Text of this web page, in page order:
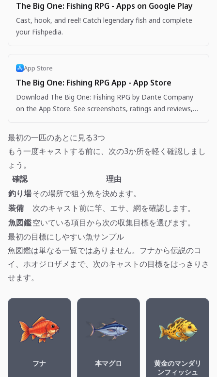
The Big One: Fishing RPG - Apps on Google Play
Cast, hook, and reel! Catch legendary fish and complete
your Fishpedia.
App Store
The Big One: Fishing RPG App - App Store
Download The Big One: Fishing RPG by Dante Company
on the App Store. See screenshots, ratings and reviews,
最初の一匹のあとに見る3つ
もう一度キャストする前に、次の3か所を軽く確認しまし
ょう。
確認
理由
釣り場その場所で狙う魚を決めます。
装備
次のキャスト前に竿、エサ、網を確認します。
魚図鑑空いている項目から次の収集目標を選びます。
最初の目標にしやすい魚サンプル
魚図鑑は単なる一覧ではありません。フナから伝説のコ
イ、ホオジロザメまで、次のキャストの目標をはっきりさ
せます。
フナ 本マグロ
黄金のマンダリ
ンフィッシュ